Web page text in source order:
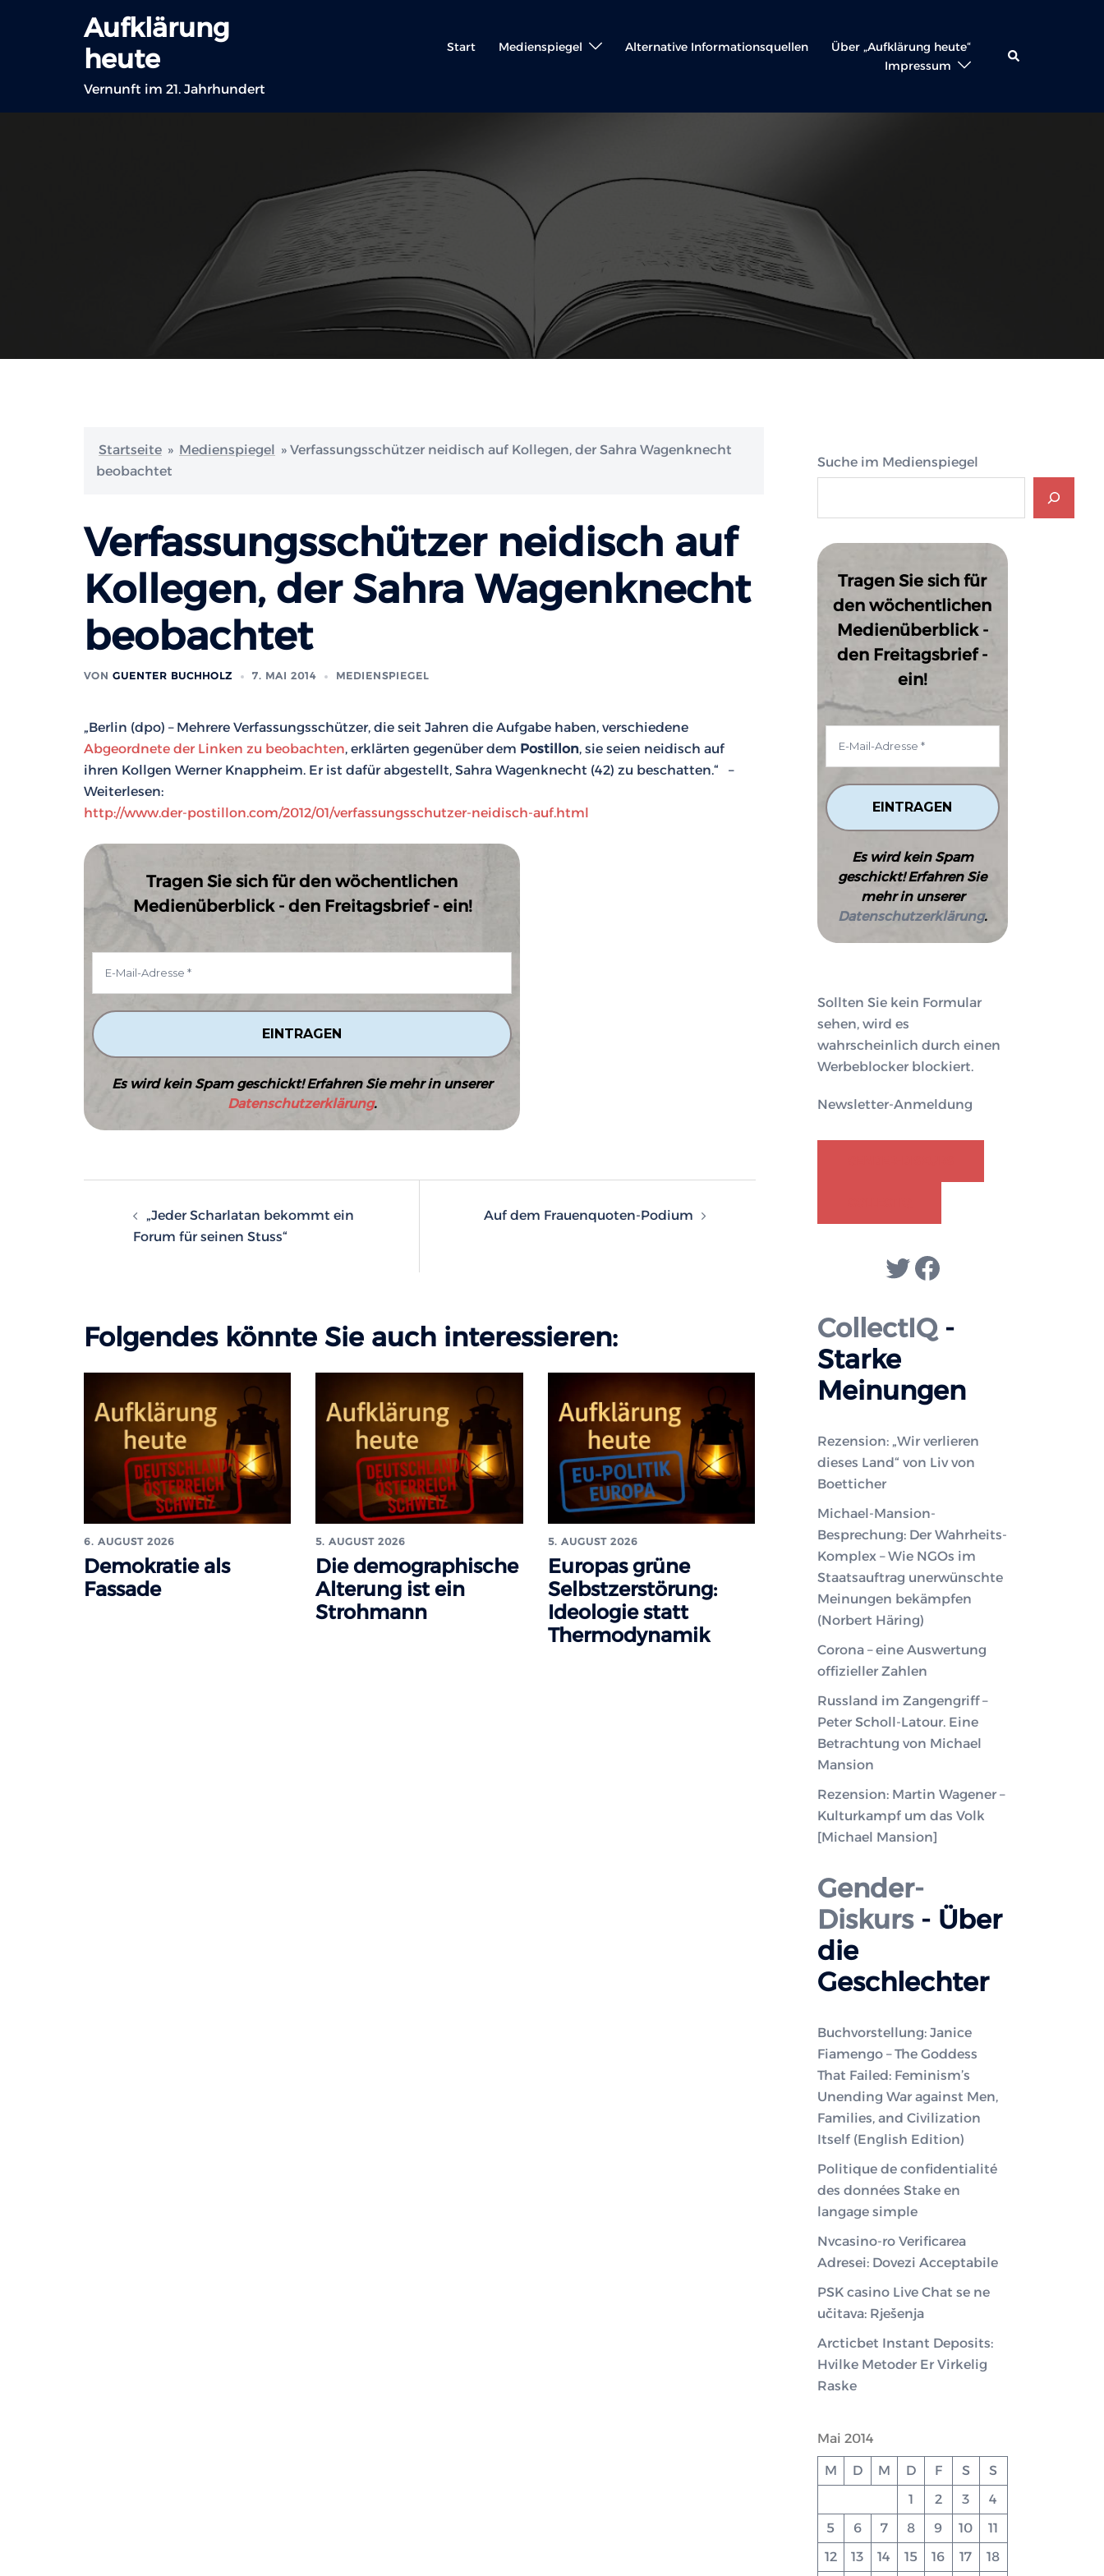
Aufklärung
heute
Vernunft im 21. Jahrhundert
Start Medienspiegel Alternative Informationsquellen
Über „Aufklärung heute“
Impressum
Suche
Startseite » Medienspiegel » Verfassungsschützer neidisch auf Kollegen, der Sahra Wagenknecht
beobachtet
Verfassungsschützer neidisch auf
Kollegen, der Sahra Wagenknecht
beobachtet
VON GUENTER BUCHHOLZ 7. MAI 2014 MEDIENSPIEGEL
„Berlin (dpo) – Mehrere Verfassungsschützer, die seit Jahren die Aufgabe haben, verschiedene
Abgeordnete der Linken zu beobachten, erklärten gegenüber dem Postillon, sie seien neidisch auf
ihren Kollgen Werner Knappheim. Er ist dafür abgestellt, Sahra Wagenknecht (42) zu beschatten.“ –
Weiterlesen:
http://www.der-postillon.com/2012/01/verfassungsschutzer-neidisch-auf.html
Tragen Sie sich für den wöchentlichen
Medienüberblick - den Freitagsbrief - ein!
Es wird kein Spam geschickt! Erfahren Sie mehr in unserer
Datenschutzerklärung.
„Jeder Scharlatan bekommt ein
Forum für seinen Stuss“
Auf dem Frauenquoten-Podium
Folgendes könnte Sie auch interessieren:
6. AUGUST 2026
Demokratie als
Fassade
5. AUGUST 2026
Die demographische
Alterung ist ein
Strohmann
5. AUGUST 2026
Europas grüne
Selbstzerstörung:
Ideologie statt
Thermodynamik
Suche im Medienspiegel
Tragen Sie sich für
den wöchentlichen
Medienüberblick -
den Freitagsbrief -
ein!
Es wird kein Spam
geschickt! Erfahren Sie
mehr in unserer
Datenschutzerklärung.
Sollten Sie kein Formular
sehen, wird es
wahrscheinlich durch einen
Werbeblocker blockiert.
Newsletter-Anmeldung
Twitter
Facebook
CollectIQ-
Starke
Meinungen
Rezension: „Wir verlieren
dieses Land“ von Liv von
Boetticher
Michael-Mansion-
Besprechung: Der Wahrheits-
Komplex – Wie NGOs im
Staatsauftrag unerwünschte
Meinungen bekämpfen
(Norbert Häring)
Corona – eine Auswertung
offizieller Zahlen
Russland im Zangengriff –
Peter Scholl-Latour. Eine
Betrachtung von Michael
Mansion
Rezension: Martin Wagener –
Kulturkampf um das Volk
[Michael Mansion]
Gender-
Diskurs- Über
die
Geschlechter
Buchvorstellung: Janice
Fiamengo – The Goddess
That Failed: Feminism’s
Unending War against Men,
Families, and Civilization
Itself (English Edition)
Politique de confidentialité
des données Stake en
langage simple
Nvcasino-ro Verificarea
Adresei: Dovezi Acceptabile
PSK casino Live Chat se ne
učitava: Rješenja
Arcticbet Instant Deposits:
Hvilke Metoder Er Virkelig
Raske
Mai 2014
M D M D F S
S
1
2 3
4
5
6 7 8 9 10
11
12
13 14 15 16 17 18